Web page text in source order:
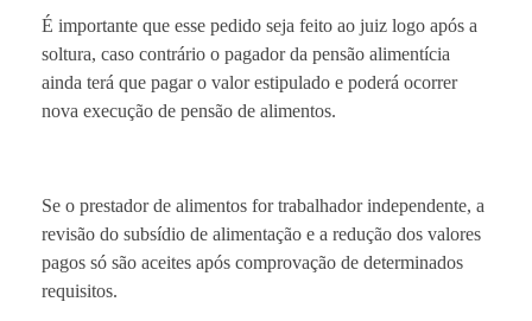
É importante que esse pedido seja feito ao juiz logo após a
soltura, caso contrário o pagador da pensão alimentícia
ainda terá que pagar o valor estipulado e poderá ocorrer
nova execução de pensão de alimentos.
Se o prestador de alimentos for trabalhador independente, a
revisão do subsídio de alimentação e a redução dos valores
pagos só são aceites após comprovação de determinados
requisitos.